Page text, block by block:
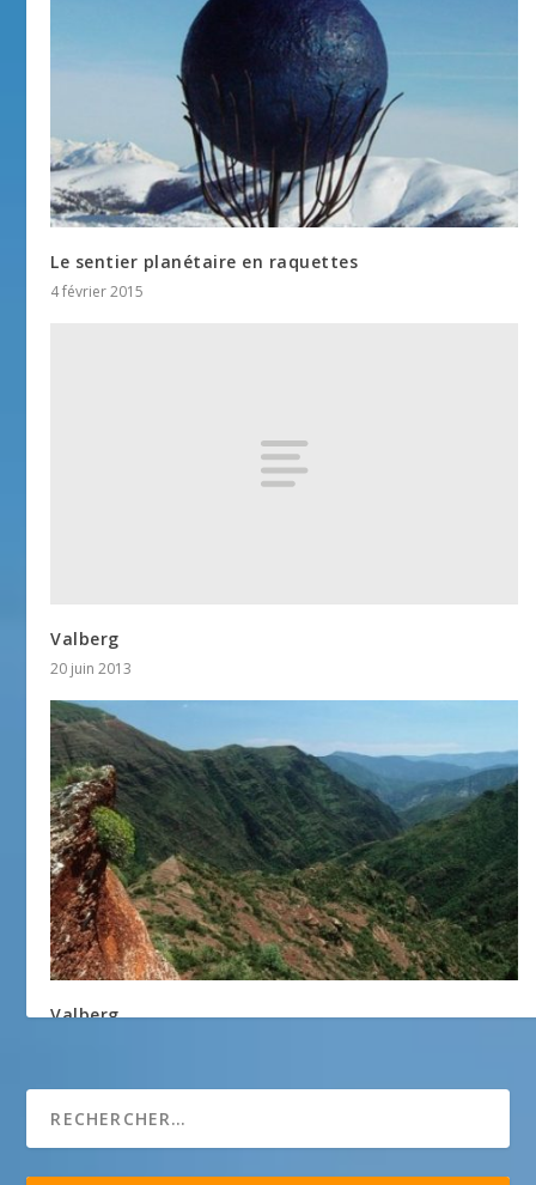
Le sentier planétaire en raquettes
4 février 2015
Valberg
20 juin 2013
Valberg